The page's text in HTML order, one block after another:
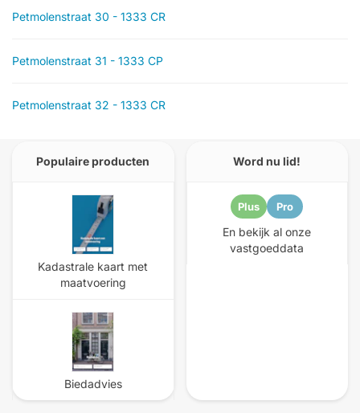
Petmolenstraat 30 - 1333 CR
Petmolenstraat 31 - 1333 CP
Petmolenstraat 32 - 1333 CR
Populaire producten
Kadastrale kaart met
maatvoering
Biedadvies
Word nu lid!
Plus Pro
En bekijk al onze
vastgoeddata